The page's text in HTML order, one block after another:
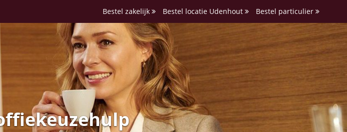
Bestel zakelijk Bestel locatie Udenhout Bestel particulier